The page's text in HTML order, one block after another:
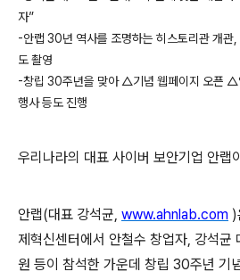
자”
-안랩 30년 역사를 조명하는 히스토리관 개관,
도 촬영
-창립 30주년을 맞아 △기념 웹페이지 오픈
행사 등도 진행
우리나라의 대표 사이버 보안기업 안랩
안랩(대표 강석균, www.ahnlab.com )
제혁신센터에서 안철수 창업자, 강석균
원 등이 참석한 가운데 창립 30주년 기